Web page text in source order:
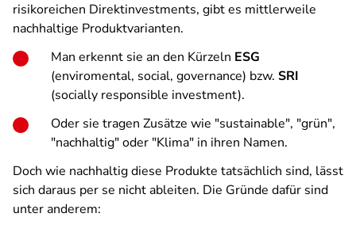
risikoreichen Direktinvestments, gibt es mittlerweile
nachhaltige Produktvarianten.
Man erkennt sie an den Kürzeln ESG
(enviromental, social, governance) bzw. SRI
(socially responsible investment).
Oder sie tragen Zusätze wie "sustainable", "grün",
"nachhaltig" oder "Klima" in ihren Namen.
Doch wie nachhaltig diese Produkte tatsächlich sind, lässt
sich daraus per se nicht ableiten. Die Gründe dafür sind
unter anderem: